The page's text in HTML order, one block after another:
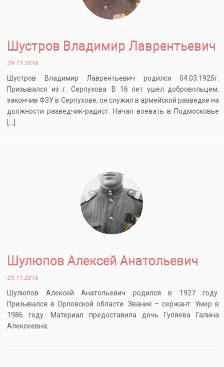
Шустров Владимир Лаврентьевич
29.11.2016
Шустров Владимир Лаврентьевич родился 04.03.1925г.
Призывался из г. Серпухова. В 16 лет ушел добровольцем,
закончив ФЗУ в Серпухове, он служил в армейской разведке на
должности разведчик-радист. Начал воевать в Подмосковье
[…]
Шулюпов Алексей Анатольевич
29.11.2016
Шулюпов Алексей Анатольевич родился в 1927 году.
Призывался в Орловской области. Звание – сержант. Умер в
1986 году. Материал предоставила дочь Гуляева Галина
Алексеевна.